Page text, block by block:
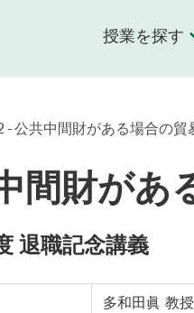
授業を探す
公共中間財がある場合の貿
間財があ
退職記念講義
多和田眞 教授